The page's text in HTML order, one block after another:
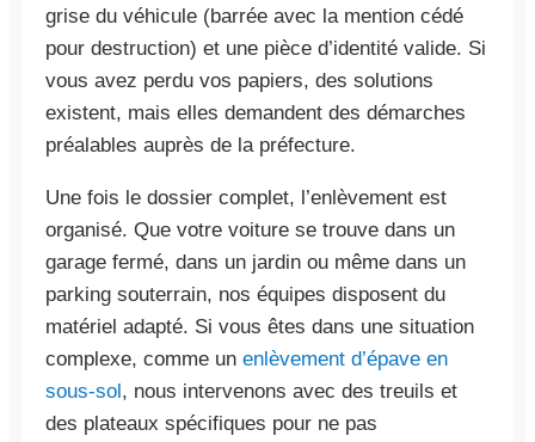
grise du véhicule (barrée avec la mention cédé
pour destruction) et une pièce d’identité valide. Si
vous avez perdu vos papiers, des solutions
existent, mais elles demandent des démarches
préalables auprès de la préfecture.
Une fois le dossier complet, l’enlèvement est
organisé. Que votre voiture se trouve dans un
garage fermé, dans un jardin ou même dans un
parking souterrain, nos équipes disposent du
matériel adapté. Si vous êtes dans une situation
complexe, comme un enlèvement d’épave en
sous-sol, nous intervenons avec des treuils et
des plateaux spécifiques pour ne pas